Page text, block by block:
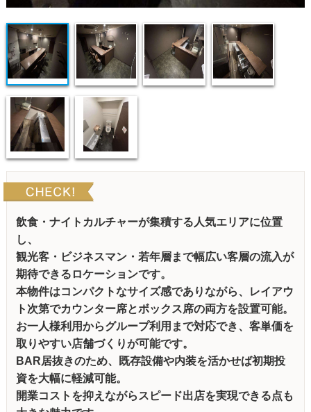
飲食・ナイトカルチャーが集積する人気エリアに位置
し、
観光客・ビジネスマン・若年層まで幅広い客層の流入が
期待できるロケーションです。
本物件はコンパクトなサイズ感でありながら、レイアウ
ト次第でカウンター席とボックス席の両方を設置可能。
お一人様利用からグループ利用まで対応でき、客単価を
取りやすい店舗づくりが可能です。
BAR居抜きのため、既存設備や内装を活かせば初期投
資を大幅に軽減可能。
開業コストを抑えながらスピード出店を実現できる点も